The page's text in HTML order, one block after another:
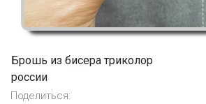
Брошь из бисера триколор
россии
Поделиться: